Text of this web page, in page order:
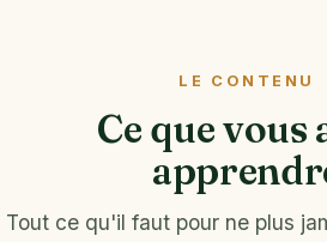
LE CONTENU
Ce que vous
Tout ce qu'il faut pour ne plus